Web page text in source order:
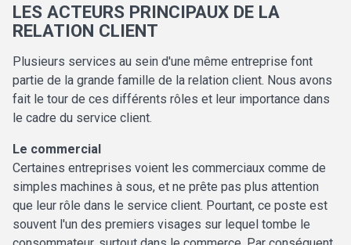
LES ACTEURS PRINCIPAUX DE LA
RELATION CLIENT
Plusieurs services au sein d'une même entreprise font
partie de la grande famille de la relation client. Nous avons
fait le tour de ces différents rôles et leur importance dans
le cadre du service client.
Le commercial
Certaines entreprises voient les commerciaux comme de
simples machines à sous, et ne prête pas plus attention
que leur rôle dans le service client. Pourtant, ce poste est
souvent l'un des premiers visages sur lequel tombe le